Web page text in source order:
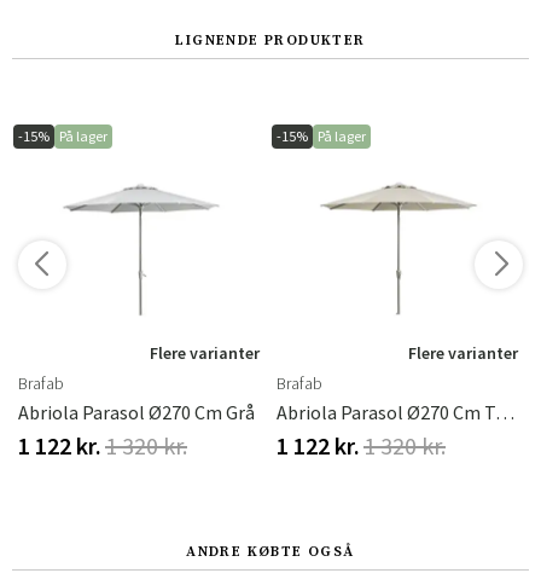
LIGNENDE PRODUKTER
-15% På lager
Flere varianter
Brafab
Abriola Parasol Ø270 Cm Grå
1 122 kr.1 320 kr.
-15% På lager
Flere varianter
Brafab
Abriola Parasol Ø270 Cm Taupe
1 122 kr.1 320 kr.
ANDRE KØBTE OGSÅ